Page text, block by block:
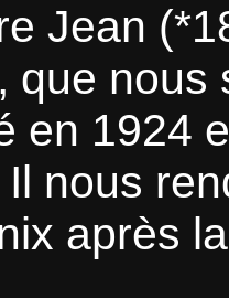
Jean
que
en 1924
nous
après